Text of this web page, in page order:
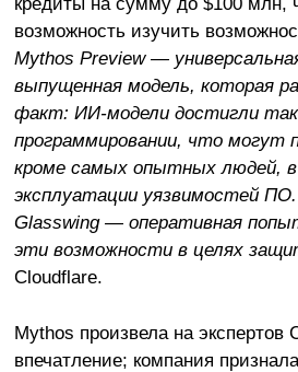
возможность изучить
Mythos Preview —
выпущенная модель, которая
факт: ИИ-модели достигли
программировании, что могут
кроме самых опытных людей, в
эксплуатации уязвимостей
Glasswing — оперативная
эти возможности в целях
Cloudflare.
Mythos произвела на
впечатление; компания